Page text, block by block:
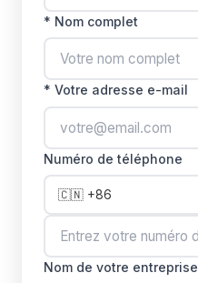
* Nom complet
* Votre adresse e-mail
Numéro de téléphone
Indicatif pays
Nom de votre entreprise